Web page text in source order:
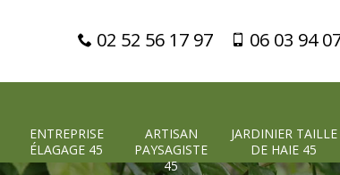
02 52 56 17 97 06 03 94
ENTREPRISE
ÉLAGAGE 45
ARTISAN
PAYSAGISTE
45
JARDINIER TAILLE
DE HAIE 45